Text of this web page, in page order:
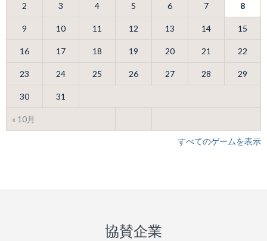
« 10月
2 3 4 5 6 7 8
9 10 11 12 13 14 15
16 17 18 19 20 21 22
23 24 25 26 27 28 29
30 31
すべてのゲームを表示
協賛企業